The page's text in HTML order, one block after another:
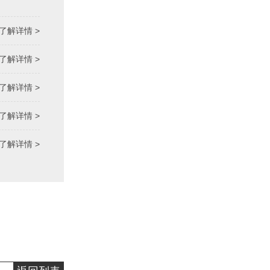
了解详情 >
了解详情 >
了解详情 >
了解详情 >
了解详情 >